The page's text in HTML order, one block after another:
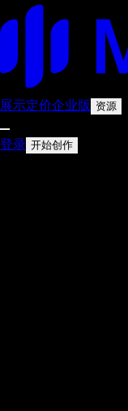
展示定价企业版 资源
登录 开始创作